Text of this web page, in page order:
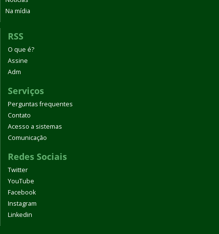
Na mídia
RSS
O que é?
Assine
Adm
Serviços
Perguntas frequentes
Contato
Acesso a sistemas
Comunicação
Redes Sociais
Twitter
YouTube
Facebook
Instagram
Linkedin